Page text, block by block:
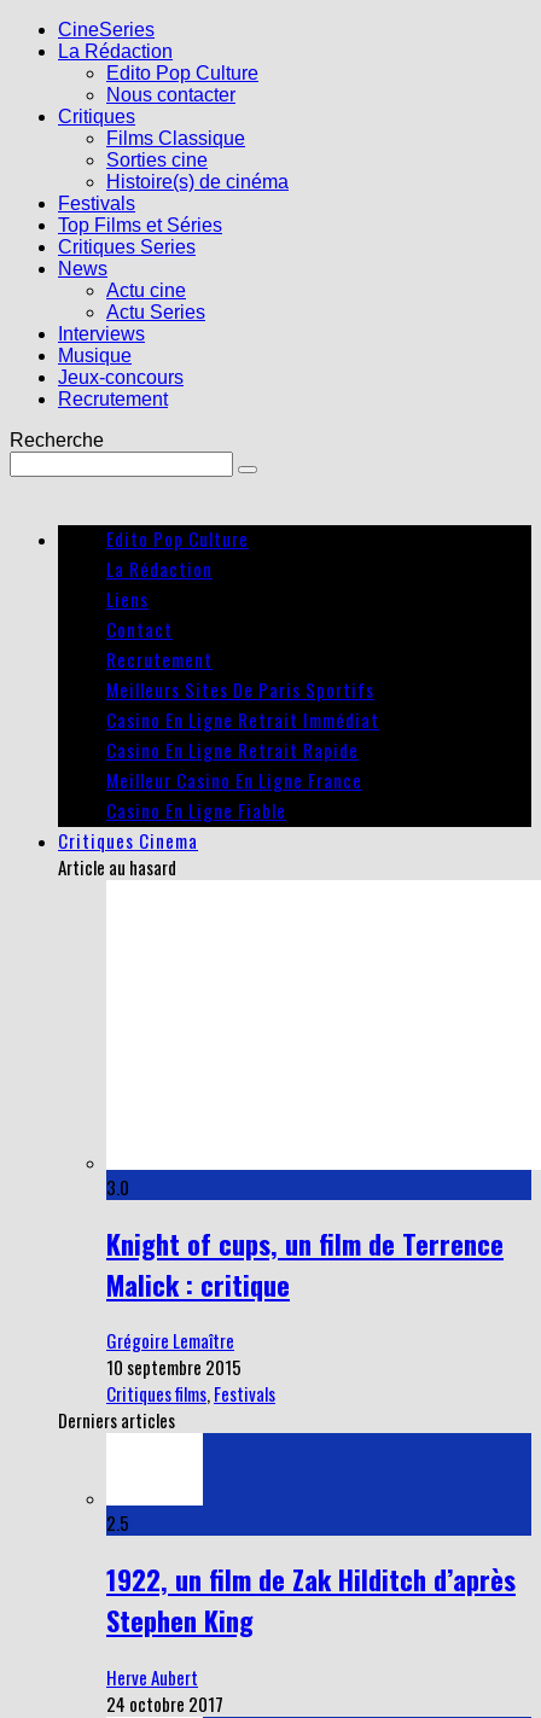
CineSeries
La Rédaction
Edito Pop Culture
Nous contacter
Critiques
Films Classique
Sorties cine
Histoire(s) de cinéma
Festivals
Top Films et Séries
Critiques Series
News
Actu cine
Actu Series
Interviews
Musique
Jeux-concours
Recrutement
Recherche
Edito Pop Culture
La Rédaction
Liens
Contact
Recrutement
Meilleurs Sites De Paris Sportifs
Casino En Ligne Retrait Immédiat
Casino En Ligne Retrait Rapide
Meilleur Casino En Ligne France
Casino En Ligne Fiable
Critiques Cinema
Article au hasard
3.0
Knight of cups, un film de Terrence
Malick : critique
Grégoire Lemaître
10 septembre 2015
Critiques films,Festivals
Derniers articles
2.5
1922, un film de Zak Hilditch d’après
Stephen King
Herve Aubert
24 octobre 2017